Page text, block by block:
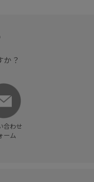
接触冷感
える
立体感
か？
合わせ
ーム